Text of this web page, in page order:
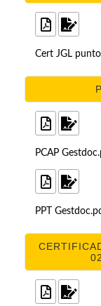
Cert JGL
PCAP
PPT